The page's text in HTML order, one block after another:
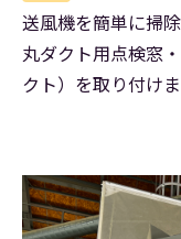
送風機を簡単に掃
丸ダクト用点検窓
クト）を取り付けま